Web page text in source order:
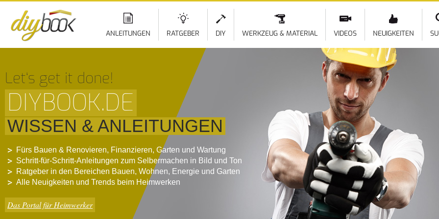
ANLEITUNGEN RATGEBER DIY WERKZEUG & MATERIAL VIDEOS NEUIGKEITEN
Let‘s get it done!
DIYBOOK.DE
WISSEN & ANLEITUNGEN
Fürs Bauen & Renovieren, Finanzieren, Garten und Wartung
Schritt-für-Schritt-Anleitungen zum Selbermachen in Bild und Ton
Ratgeber in den Bereichen Bauen, Wohnen, Energie und Garten
Alle Neuigkeiten und Trends beim Heimwerken
Das Portal für Heimwerker